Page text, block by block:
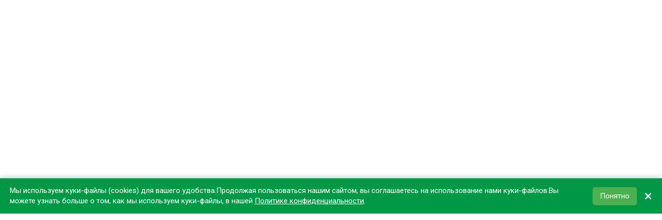
Установите наше приложение, чтобы делать покупки удобнее!
Мы используем куки-файлы (cookies) для вашего удобства.Продолжая пользоваться нашим сайтом, вы соглашаетесь на использование нами куки-файлов.Вы
можете узнать больше о том, как мы используем куки-файлы, в нашей Политике конфиденциальности.
Понятно ×